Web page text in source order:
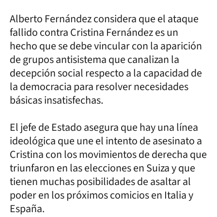
Alberto Fernández considera que el ataque
fallido contra Cristina Fernández es un
hecho que se debe vincular con la aparición
de grupos antisistema que canalizan la
decepción social respecto a la capacidad de
la democracia para resolver necesidades
básicas insatisfechas.
El jefe de Estado asegura que hay una línea
ideológica que une el intento de asesinato a
Cristina con los movimientos de derecha que
triunfaron en las elecciones en Suiza y que
tienen muchas posibilidades de asaltar al
poder en los próximos comicios en Italia y
España.